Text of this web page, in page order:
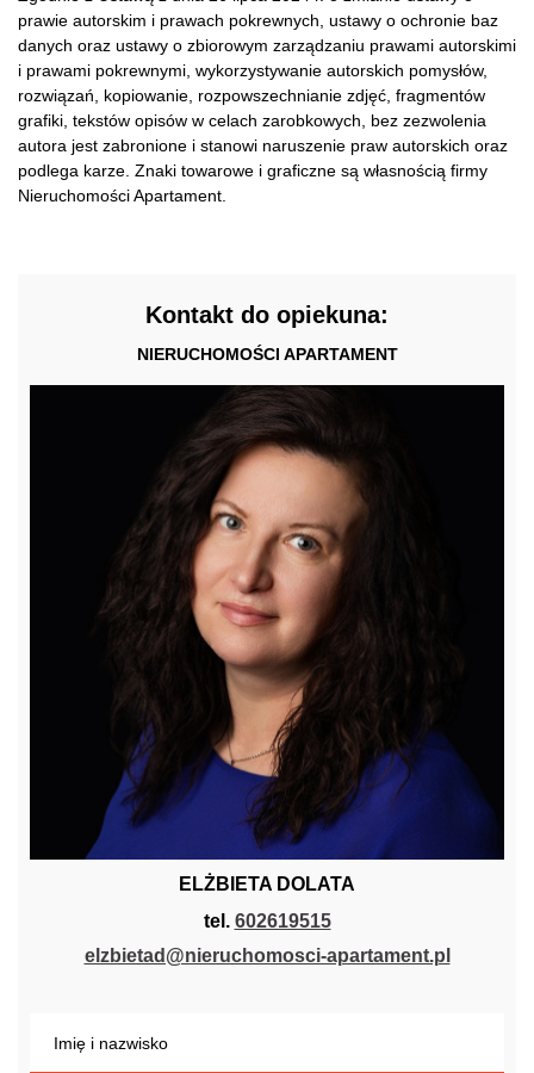
prawie autorskim i prawach pokrewnych, ustawy o ochronie baz
danych oraz ustawy o zbiorowym zarządzaniu prawami autorskimi
i prawami pokrewnymi, wykorzystywanie autorskich pomysłów,
rozwiązań, kopiowanie, rozpowszechnianie zdjęć, fragmentów
grafiki, tekstów opisów w celach zarobkowych, bez zezwolenia
autora jest zabronione i stanowi naruszenie praw autorskich oraz
podlega karze. Znaki towarowe i graficzne są własnością firmy
Nieruchomości Apartament.
Kontakt do opiekuna:
NIERUCHOMOŚCI APARTAMENT
ELŻBIETA DOLATA
tel. 602619515
elzbietad@nieruchomosci-apartament.pl